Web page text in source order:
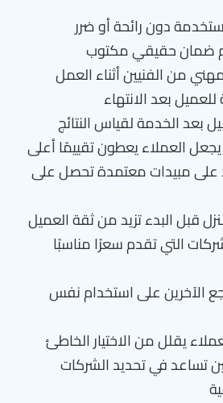
دون رائحة أو ضرر
ضمان حقيقي مكتوب
من الفنيين أثناء العمل
بعد الانتهاء
بعد الخدمة لقياس النتائج
العملاء يعطون تقييمًا أعلى
على مبيدات معتمدة تحصل على
قبل البدء تزيد من ثقة العميل
التي تقدم سعرًا مناسبًا
الآخرين على استخدام نفس
يقلل من الاختيار الخاطئ
تساعد في تحديد الشركات